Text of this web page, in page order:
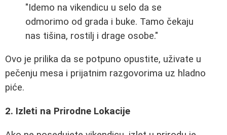
"Idemo na vikendicu u selo da se
odmorimo od grada i buke. Tamo čekaju
nas tišina, rostilj i drage osobe."
Ovo je prilika da se potpuno opustite, uživate u
pečenju mesa i prijatnim razgovorima uz hladno
piće.
2. Izleti na Prirodne Lokacije